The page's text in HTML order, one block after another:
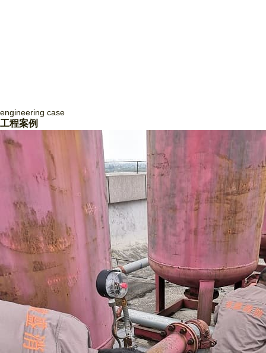
四川致盛消防工程有限公司
四川致盛消防工程有限公司，成立于2017年3月，2018年1月經四川省住
房和城鄉建設廳批準，獲得消防設施工程專業承包貳級資質和防水防腐保
溫工程專業承包貳級資質，并于2018年3月取得《安全生產許可證》，隨
后取得了質量管理體系證書ISO9001和信用等級3A證書。四川致盛消防
工程有限公司是一家專業從事消防系統工程施工、消防系統運行咨詢和管
理、消防系統運行狀態監測、消防系統故障維修和整改、消防系統設備維
護保養為一體的專業施工企… ...
Read More
engineering case
工程案例